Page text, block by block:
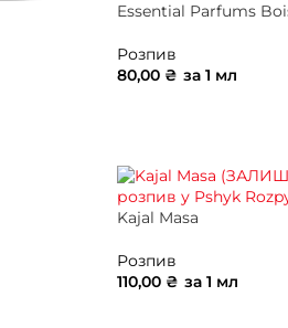
Essential Parfums
Розпив
80,00 ₴ за 1 мл
Kajal Masa
Розпив
110,00 ₴ за 1 мл